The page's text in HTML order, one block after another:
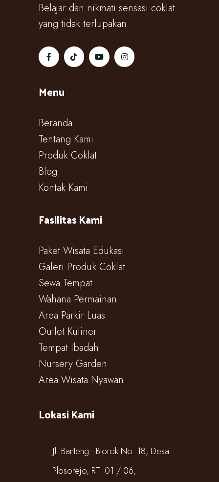
Belajar dan nikmati sensasi coklat
yang tidak terlupakan
Menu
Beranda
Tentang Kami
Produk Coklat
Blog
Kontak Kami
Fasilitas Kami
Paket Wisata Edukasi
Galeri Produk Coklat
Sewa Tempat
Wahana Permainan
Area Parkir Luas
Outlet Kuliner
Tempat Ibadah
Nursery Garden
Area Wisata Nyawan
Lokasi Kami
Jl. Banteng - Blorok No. 18, Desa
Plosorejo, RT. 01 / 06,